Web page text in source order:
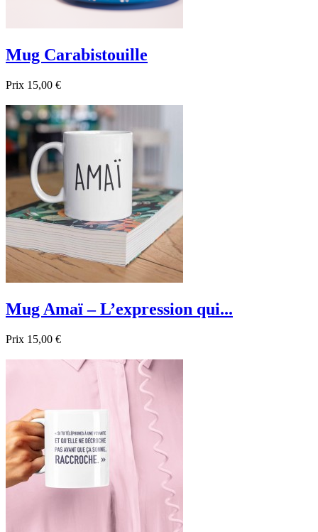
Mug Carabistouille
Prix 15,00 €
Aperçu rapide
Mug Amaï – L’expression qui...
Prix 15,00 €